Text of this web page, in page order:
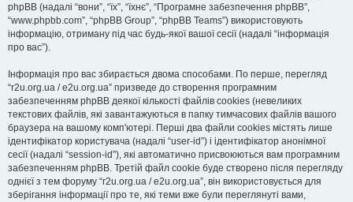
phpBB (надалі “вони”, “їх”, “їхнє”, “Програмне забезпечення phpBB”,
“www.phpbb.com”, “phpBB Group”, “phpBB Teams”) використовують
інформацію, отриману під час будь-якої вашої сесії (надалі “інформація
про вас”).
Інформація про вас збирається двома способами. По перше, перегляд
“r2u.org.ua / e2u.org.ua” призведе до створення програмним
забезпеченням phpBB деякої кількості файлів cookies (невеликих
текстових файлів, які завантажуються в папку тимчасових файлів вашого
браузера на вашому комп'ютері. Перші два файли cookies містять лише
ідентифікатор користувача (надалі “user-id”) і ідентифікатор анонімної
сесії (надалі “session-id”), які автоматично присвоюються вам програмним
забезпеченням phpBB. Третій файл cookie буде створено після перегляду
однієї з тем форуму “r2u.org.ua / e2u.org.ua”, він використовується для
зберігання інформації про те, які теми вже були переглянуті вами,